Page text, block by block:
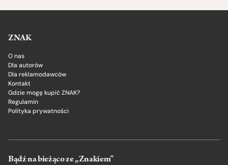
ZNAK
O nas
Dla autorów
Dla reklamodawców
Kontakt
Gdzie mogę kupić ZNAK?
Regulamin
Polityka prywatności
Bądź na bieżąco ze „Znakiem”